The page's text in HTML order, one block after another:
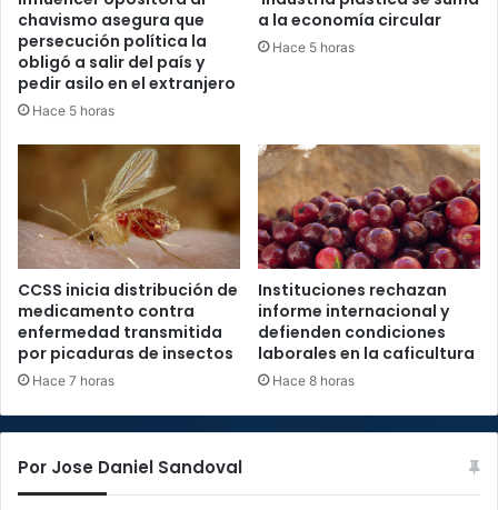
chavismo asegura que
persecución política la
obligó a salir del país y
pedir asilo en el extranjero
Hace 5 horas
a la economía circular
Hace 5 horas
CCSS inicia distribución de
medicamento contra
enfermedad transmitida
por picaduras de insectos
Hace 7 horas
Instituciones rechazan
informe internacional y
defienden condiciones
laborales en la caficultura
Hace 8 horas
Por Jose Daniel Sandoval